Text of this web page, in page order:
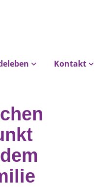
Kontakt